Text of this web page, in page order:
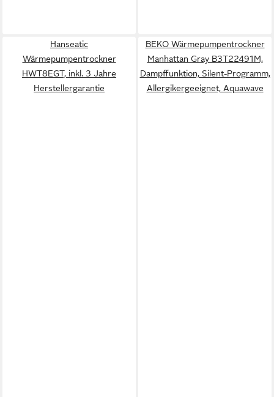
Hanseatic
Wärmepumpentrockner
HWT8EGT, inkl. 3 Jahre
Herstellergarantie
BEKO Wärmepumpentrockner
Manhattan Gray B3T22491M,
Dampffunktion, Silent-Programm,
Allergikergeeignet, Aquawave